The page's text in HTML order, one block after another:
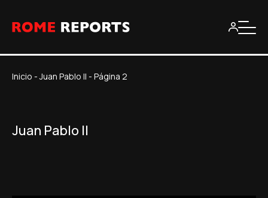
Inicio -Juan Pablo II - Página 2
Juan Pablo II